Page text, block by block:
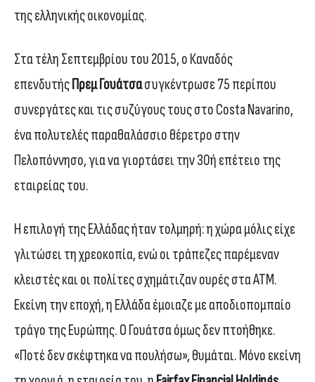
της ελληνικής οικονομίας.
Στα τέλη Σεπτεμβρίου του 2015, ο Καναδός
επενδυτήςΠρεμ Γουάτσασυγκέντρωσε 75 περίπου
συνεργάτες και τις συζύγους τους στο Costa Navarino,
ένα πολυτελές παραθαλάσσιο θέρετρο στην
Πελοπόννησο, για να γιορτάσει την 30ή επέτειο της
εταιρείας του.
Η επιλογή της Ελλάδας ήταν τολμηρή: η χώρα μόλις είχε
γλιτώσει τη χρεοκοπία, ενώ οι τράπεζες παρέμεναν
κλειστές και οι πολίτες σχημάτιζαν ουρές στα ΑΤΜ.
Εκείνη την εποχή, η Ελλάδα έμοιαζε με αποδιοπομπαίο
τράγο της Ευρώπης. Ο Γουάτσα όμως δεν πτοήθηκε.
«Ποτέ δεν σκέφτηκα να πουλήσω», θυμάται. Μόνο εκείνη